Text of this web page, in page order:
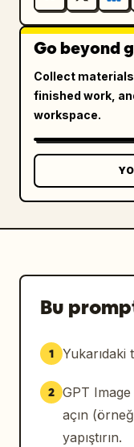
Go beyond
Collect
finished work,
workspace.
Bu
1 Yukarıdaki
2 GPT
açın
yapıştırın.